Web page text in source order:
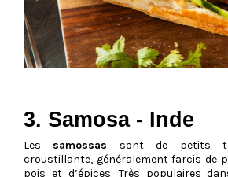
---
3. Samosa - Inde
Les samossas sont de petits
croustillante, généralement farcis de
pois et d’épices. Très populaires